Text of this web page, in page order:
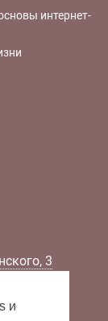
интернет-
3
и